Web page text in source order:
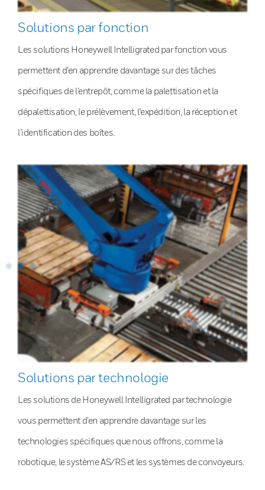
Solutions par fonction
Les solutions Honeywell Intelligrated par fonction vous
permettent d’en apprendre davantage sur des tâches
spécifiques de l’entrepôt, comme la palettisation et la
dépalettisation, le prélèvement, l’expédition, la réception et
l’identification des boîtes.
Solutions par technologie
Les solutions de Honeywell Intelligrated par technologie
vous permettent d’en apprendre davantage sur les
technologies spécifiques que nous offrons, comme la
robotique, le système AS/RS et les systèmes de convoyeurs.